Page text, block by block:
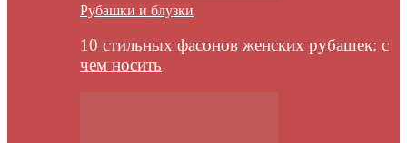
Рубашки и блузки
10 стильных фасонов женских рубашек: с
чем носить